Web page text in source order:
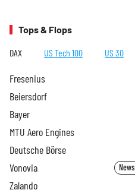
Tops & Flops
DAX US Tech 100 US 30
Fresenius
Beiersdorf
Bayer
MTU Aero Engines
Deutsche Börse
Vonovia News
Zalando